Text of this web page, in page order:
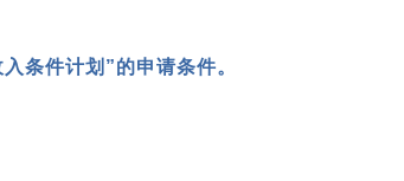
条件计划”的申请条件。